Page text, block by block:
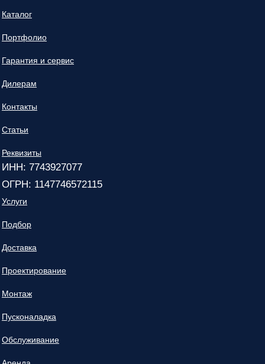
Каталог
Портфолио
Гарантия и сервис
Дилерам
Контакты
Статьи
Реквизиты
ИНН: 7743927077
ОГРН: 1147746572115
Услуги
Подбор
Доставка
Проектирование
Монтаж
Пусконаладка
Обслуживание